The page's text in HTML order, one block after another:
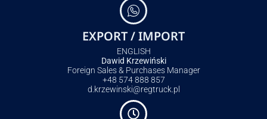
EXPORT / IMPORT
ENGLISH
Dawid Krzewiński
Foreign Sales & Purchases Manager
+48 574 888 857
d.krzewinski@regtruck.pl